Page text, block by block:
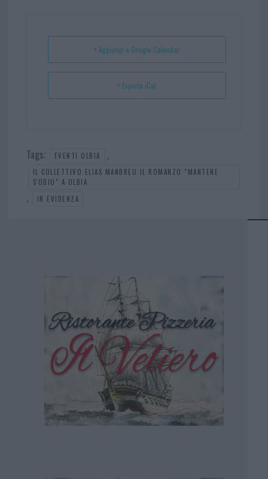
t p
+ Aggiungi a Google Calendar
+ Esporta iCal
Tags: EVENTI OLBIA ,
IL COLLETTIVO ELIAS MANDREU IL ROMANZO "MANTENE
S'ODIU" A OLBIA
, IN EVIDENZA